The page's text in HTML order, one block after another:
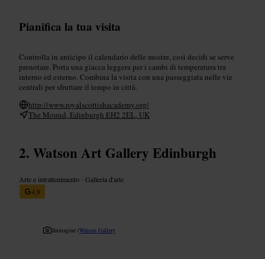
Pianifica la tua visita
Controlla in anticipo il calendario delle mostre, così decidi se serve
prenotare. Porta una giacca leggera per i cambi di temperatura tra
interno ed esterno. Combina la visita con una passeggiata nelle vie
centrali per sfruttare il tempo in città.
http://www.royalscottishacademy.org/
The Mound, Edinburgh EH2 2EL, UK
Watson Art Gallery Edinburgh
Arte e intrattenimento •Galleria d'arte
4,9
Immagine /Watson Gallery